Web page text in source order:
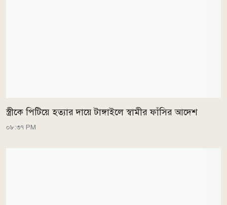
স্ত্রীকে পিটিয়ে হত্যার দায়ে টাঙ্গাইলে স্বামীর ফাঁসির আদেশ
০৮:৩৭ PM